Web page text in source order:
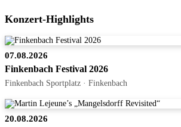
Konzert-Highlights
07.08.2026
Finkenbach Festival 2026
Finkenbach Sportplatz · Finkenbach
20.08.2026